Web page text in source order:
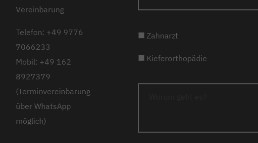
Vereinbarung
Telefon: +49 9776
7066233
Mobil: +49 162
8927379
(Terminvereinbarung
über WhatsApp
möglich)
Zahnarzt
Kieferorthopädie